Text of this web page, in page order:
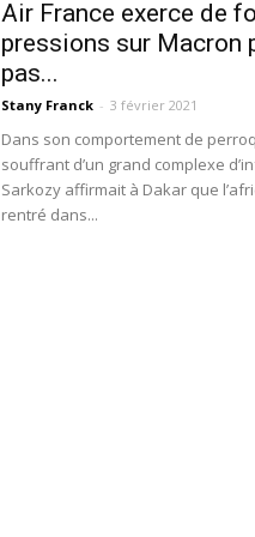
Air France exerce de
pressions sur Macron
pas...
Stany Franck - 3 février 2021
Dans son comportement de
souffrant d’un grand complexe
Sarkozy affirmait à Dakar que
rentré dans...